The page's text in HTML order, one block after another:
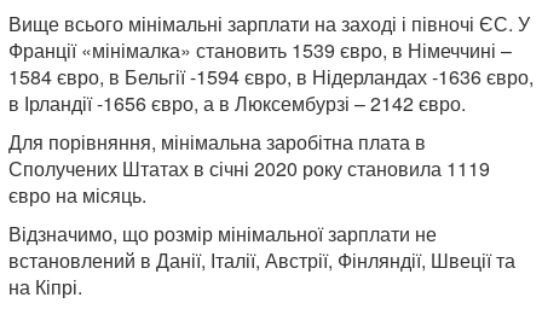
Вище всього мінімальні зарплати на заході і півночі ЄС. У
Франції «мінімалка» становить 1539 євро, в Німеччині –
1584 євро, в Бельгії -1594 євро, в Нідерландах -1636 євро,
в Ірландії -1656 євро, а в Люксембурзі – 2142 євро.
Для порівняння, мінімальна заробітна плата в
Сполучених Штатах в січні 2020 року становила 1119
євро на місяць.
Відзначимо, що розмір мінімальної зарплати не
встановлений в Данії, Італії, Австрії, Фінляндії, Швеції та
на Кіпрі.